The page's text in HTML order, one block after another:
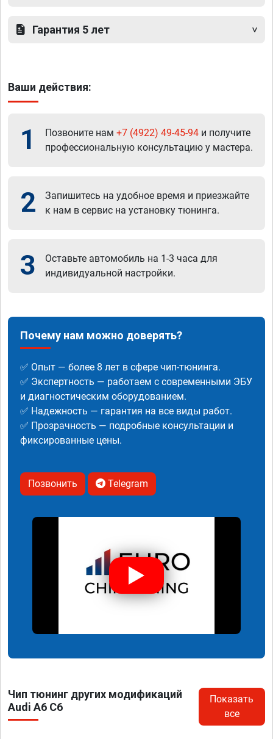
Гарантия 5 лет
Ваши действия:
1 Позвоните нам +7 (4922) 49-45-94 и получите
профессиональную консультацию у мастера.
2
Запишитесь на удобное время и приезжайте
к нам в сервис на установку тюнинга.
3
Оставьте автомобиль на 1-3 часа для
индивидуальной настройки.
Почему нам можно доверять?
✅ Опыт — более 8 лет в сфере чип-тюнинга.
✅ Экспертность — работаем с современными ЭБУ
и диагностическим оборудованием.
✅ Надежность — гарантия на все виды работ.
✅ Прозрачность — подробные консультации и
фиксированные цены.
Позвонить Telegram
Чип тюнинг других модификаций
Audi A6 C6
Показать
все